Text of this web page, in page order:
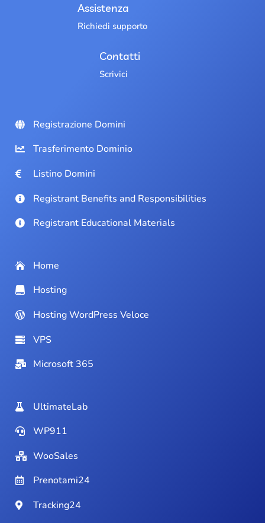
Assistenza
Richiedi supporto
Contatti
Scrivici
Registrazione Domini
Trasferimento Dominio
Listino Domini
Registrant Benefits and Responsibilities
Registrant Educational Materials
Home
Hosting
Hosting WordPress Veloce
VPS
Microsoft 365
UltimateLab
WP911
WooSales
Prenotami24
Tracking24